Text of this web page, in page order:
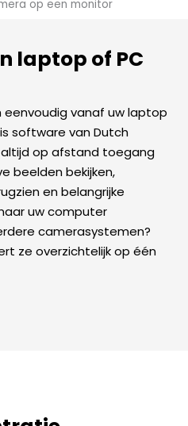
laptop of PC
eenvoudig vanaf uw laptop
software van Dutch
op afstand toegang
beelden bekijken,
en belangrijke
uw computer
camerasystemen?
ze overzichtelijk op één